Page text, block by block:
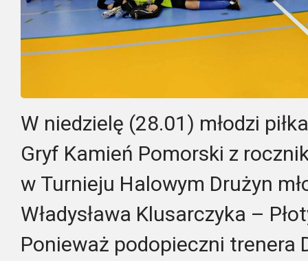
W niedzielę (28.01) młodzi
Gryf Kamień Pomorski z
w Turnieju Halowym Drużyn
Władysława Klusarczyka –
Ponieważ podopieczni trenera